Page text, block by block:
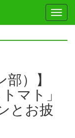
）】
マト」
とお披